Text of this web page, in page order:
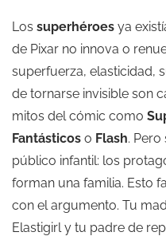
Los superhéroes ya
de Pixar no innova o
superfuerza, elasticidad,
de tornarse invisible son
mitos del cómic como
Fantásticos o Flash.
público infantil: los
forman una familia. Esto
con el argumento. Tu
Elastigirl y tu padre de